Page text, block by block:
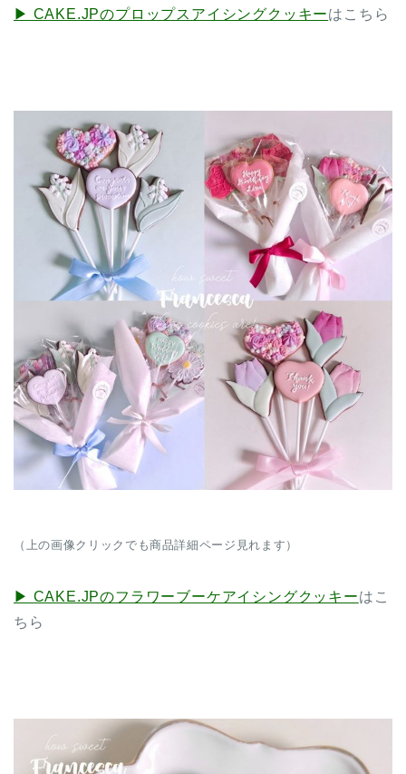
▶︎ CAKE.JPのプロップスアイシングクッキーはこちら
（上の画像クリックでも商品詳細ページ見れます）
▶︎ CAKE.JPのフラワーブーケアイシングクッキーはこ
ちら